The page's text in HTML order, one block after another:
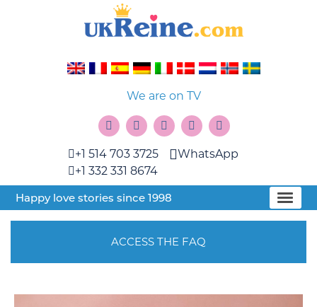
We are on TV
+1 514 703 3725
+1 332 331 8674
WhatsApp
Happy love stories since 1998
ACCESS THE FAQ